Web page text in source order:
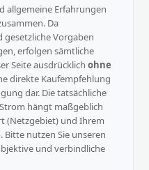
allgemeine Erfahrungen
Da
gesetzliche Vorgaben
erfolgen sämtliche
Seite ausdrücklichohne
direkte Kaufempfehlung
dar. Die tatsächliche
hängt maßgeblich
(Netzgebiet) und Ihrem
Bitte nutzen Sie unseren
und verbindliche